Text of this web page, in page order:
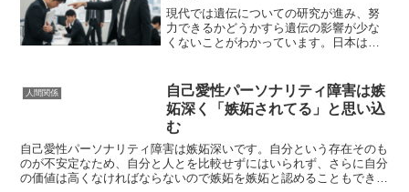
現代では遺伝についての研究が進み、努
力できるかどうかすら遺伝の影響が少な
くないことがわかっています。日本は努
を出せなかった人に対して「自己責任
だ」と断罪するのもよく見る...
人間関係
自己愛性パーソナリティ障害は嫉
妬深く「嫉妬されてる」と思い込
む
自己愛性パーソナリティ障害は嫉妬深いです。自分という存在そのも
のが不安定なため、自分と人とを比較せずにはいられず、さらに自分
の価値は高くなければならないので嫉妬を嫉妬と認めることもできま